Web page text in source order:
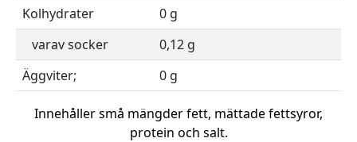
Kolhydrater
0 g
varav socker
0,12 g
Äggviter;
0 g
Innehåller små mängder fett, mättade fettsyror,
protein och salt.